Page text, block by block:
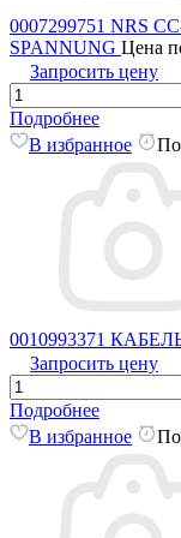
0007299751 NRS
SPANNUNG Цена
Запросить цену
Подробнее
В избранное
0010993371
Запросить цену
Подробнее
В избранное